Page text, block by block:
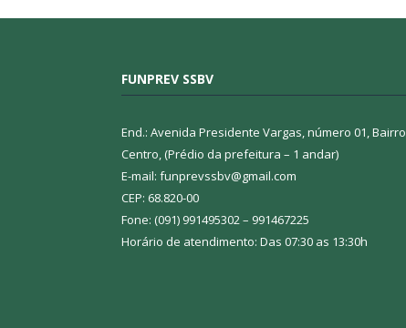
FUNPREV SSBV
End.: Avenida Presidente Vargas, número 01, Bairro
Centro, (Prédio da prefeitura – 1 andar)
E-mail: funprevssbv@gmail.com
CEP: 68.820-00
Fone: (091) 991495302 – 991467225
Horário de atendimento: Das 07:30 as 13:30h